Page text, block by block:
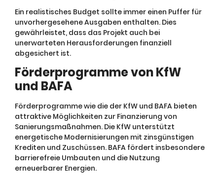
Ein realistisches Budget sollte immer einen Puffer für
unvorhergesehene Ausgaben enthalten. Dies
gewährleistet, dass das Projekt auch bei
unerwarteten Herausforderungen finanziell
abgesichert ist.
Förderprogramme von KfW
und BAFA
Förderprogramme wie die der KfW und BAFA bieten
attraktive Möglichkeiten zur Finanzierung von
Sanierungsmaßnahmen. Die KfW unterstützt
energetische Modernisierungen mit zinsgünstigen
Krediten und Zuschüssen. BAFA fördert insbesondere
barrierefreie Umbauten und die Nutzung
erneuerbarer Energien.